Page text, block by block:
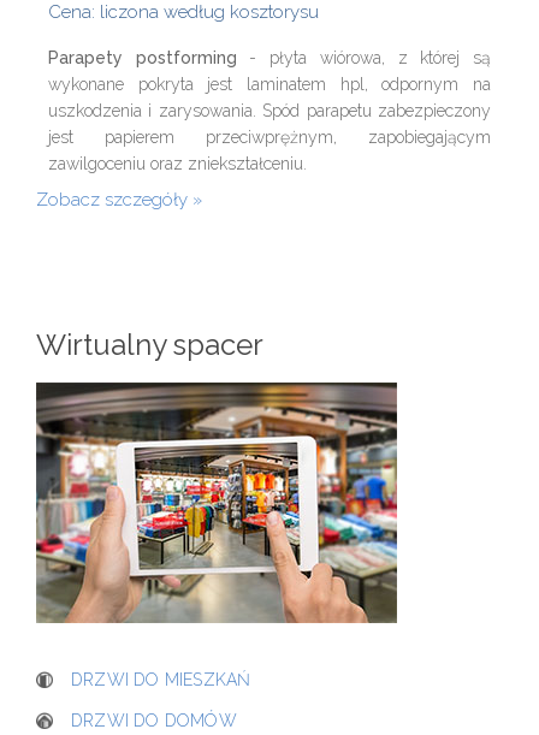
Cena: liczona według kosztorysu
Parapety postforming - płyta wiórowa, z której są
wykonane pokryta jest laminatem hpl, odpornym na
uszkodzenia i zarysowania. Spód parapetu zabezpieczony
jest papierem przeciwprężnym, zapobiegającym
zawilgoceniu oraz zniekształceniu.
Zobacz szczegóły
Wirtualny spacer
DRZWI DO MIESZKAŃ
DRZWI DO DOMÓW